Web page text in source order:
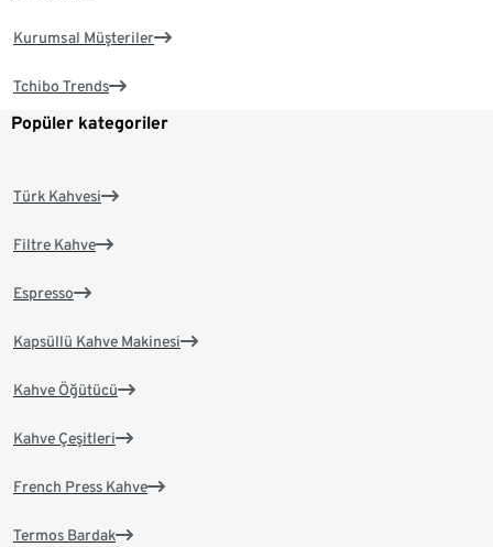
Kurumsal Müşteriler
Tchibo Trends
Popüler kategoriler
Türk Kahvesi
Filtre Kahve
Espresso
Kapsüllü Kahve Makinesi
Kahve Öğütücü
Kahve Çeşitleri
French Press Kahve
Termos Bardak